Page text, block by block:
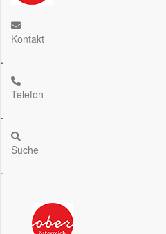
Kontakt
.
Telefon
.
Suche
.